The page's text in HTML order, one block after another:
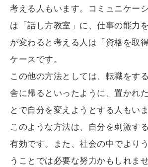
考える人もいます。コミュニケー
は「話し方教室」に、仕事の能力
が変わると考える人は「資格を取
ケースです。
この他の方法としては、転職をす
舎に帰るといったように、置かれ
とで自分を変えようとする人もいま
このような方法は、自分を刺激す
有効です。また、社会の中でより
うことでは必要な努力かもしれま